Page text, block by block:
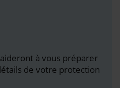
à vous préparer
de votre protection